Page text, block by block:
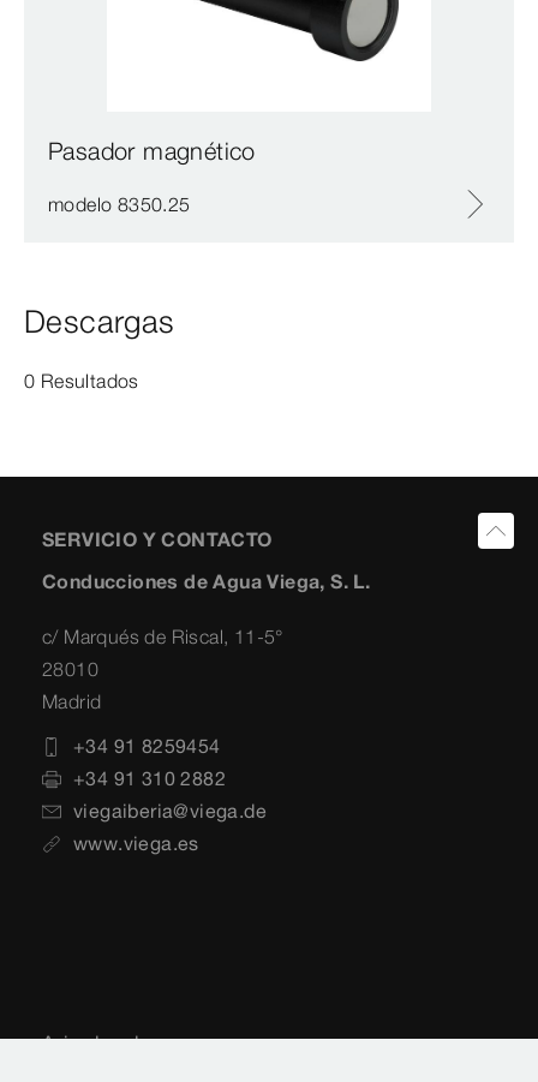
Pasador magnético
modelo 8350.25
Descargas
0 Resultados
SERVICIO Y CONTACTO
Conducciones de Agua Viega, S. L.
c/ Marqués de Riscal, 11-5°
28010
Madrid
+34 91 8259454
+34 91 310 2882
viegaiberia@viega.de
www.viega.es
Aviso legal